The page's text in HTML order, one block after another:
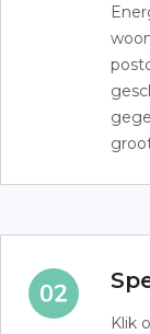
Klik